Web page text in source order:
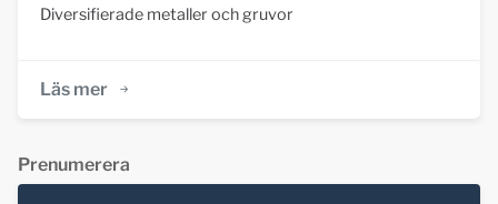
Diversifierade metaller och gruvor
Läs mer
Prenumerera